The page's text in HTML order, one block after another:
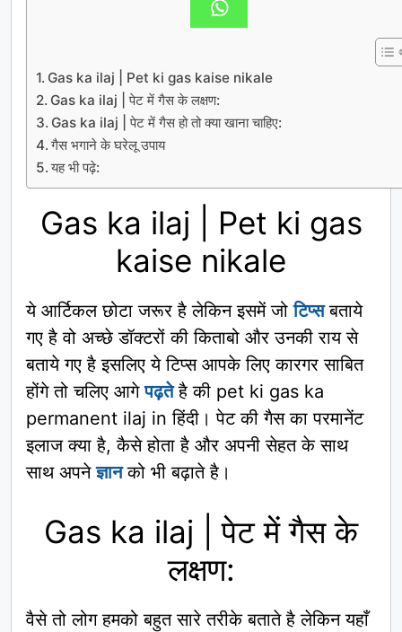
Gas ka ilaj | Pet ki gas kaise nikale
Gas ka ilaj | पेट में गैस के लक्षण:
Gas ka ilaj | पेट में गैस हो तो क्या खाना चाहिए:
गैस भगाने के घरेलू उपाय
यह भी पढ़े:
Gas ka ilaj | Pet ki gas
kaise nikale
ये आर्टिकल छोटा जरूर है लेकिन इसमें जोटिप्सबताये
गए है वो अच्छे डॉक्टरों की किताबो और उनकी राय से
बताये गए है इसलिए ये टिप्स आपके लिए कारगर साबित
होंगे तो चलिए आगेपढ़तेहै की pet ki gas ka
permanent ilaj in हिंदी। पेट की गैस का परमानेंट
इलाज क्या है, कैसे होता है और अपनी सेहत के साथ
साथ अपनेज्ञानको भी बढ़ाते है।
Gas ka ilaj | पेट में गैस के
लक्षण:
वैसे तो लोग हमको बहुत सारे तरीके बताते है लेकिन यहाँ